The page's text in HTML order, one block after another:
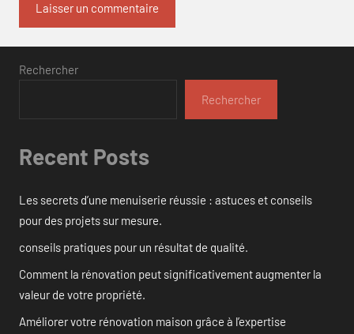
Rechercher
Rechercher
Recent Posts
Les secrets d’une menuiserie réussie : astuces et conseils
pour des projets sur mesure.
conseils pratiques pour un résultat de qualité.
Comment la rénovation peut significativement augmenter la
valeur de votre propriété.
Améliorer votre rénovation maison grâce à l’expertise